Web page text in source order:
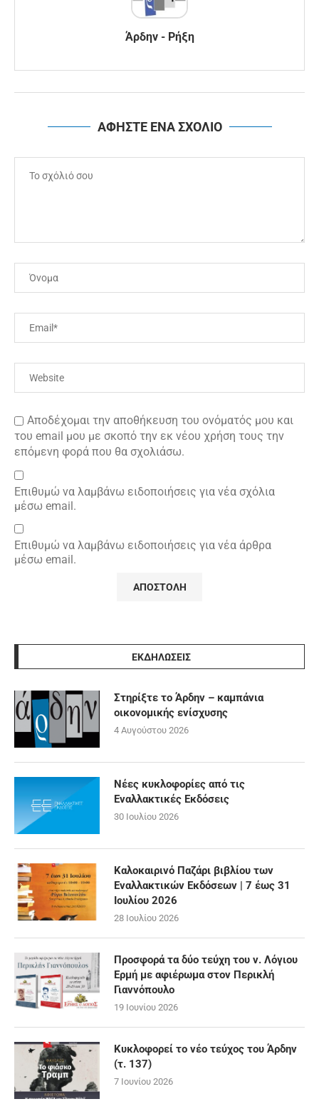
Άρδην - Ρήξη
ΑΦΗΣΤΕ ΕΝΑ ΣΧΟΛΙΟ
Αποδέχομαι την αποθήκευση του ονόματός μου και
του email μου με σκοπό την εκ νέου χρήση τους την
επόμενη φορά που θα σχολιάσω.
Επιθυμώ να λαμβάνω ειδοποιήσεις για νέα σχόλια
μέσω email.
Επιθυμώ να λαμβάνω ειδοποιήσεις για νέα άρθρα
μέσω email.
ΕΚΔΗΛΩΣΕΙΣ
Στηρίξτε το Άρδην – καμπάνια
οικονομικής ενίσχυσης
4 Αυγούστου 2026
Νέες κυκλοφορίες από τις
Εναλλακτικές Εκδόσεις
30 Ιουλίου 2026
Καλοκαιρινό Παζάρι βιβλίου των
Εναλλακτικών Εκδόσεων | 7 έως 31
Ιουλίου 2026
28 Ιουλίου 2026
Προσφορά τα δύο τεύχη του ν. Λόγιου
Ερμή με αφιέρωμα στον Περικλή
Γιαννόπουλο
19 Ιουνίου 2026
Κυκλοφορεί το νέο τεύχος του Άρδην
(τ. 137)
7 Ιουνίου 2026